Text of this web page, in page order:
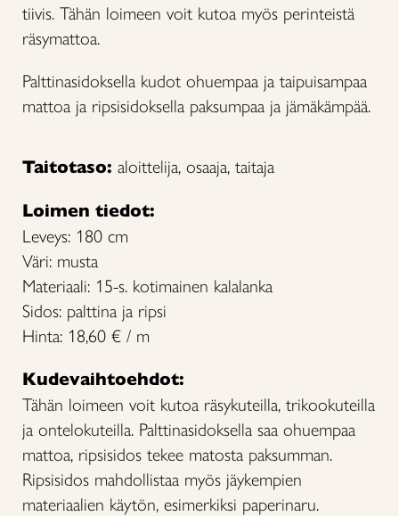
tiivis. Tähän loimeen voit kutoa myös perinteistä
räsymattoa.
Palttinasidoksella kudot ohuempaa ja taipuisampaa
mattoa ja ripsisidoksella paksumpaa ja jämäkämpää.
Taitotaso: aloittelija, osaaja, taitaja
Loimen tiedot:
Leveys: 180 cm
Väri: musta
Materiaali: 15-s. kotimainen kalalanka
Sidos: palttina ja ripsi
Hinta: 18,60 € / m
Kudevaihtoehdot:
Tähän loimeen voit kutoa räsykuteilla, trikookuteilla
ja ontelokuteilla. Palttinasidoksella saa ohuempaa
mattoa, ripsisidos tekee matosta paksumman.
Ripsisidos mahdollistaa myös jäykempien
materiaalien käytön, esimerkiksi paperinaru.